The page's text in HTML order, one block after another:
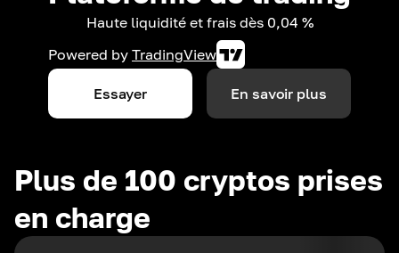
Haute liquidité et frais dès 0,04 %
Powered by TradingView
Essayer En savoir plus
Plus de 100 cryptos prises
en charge